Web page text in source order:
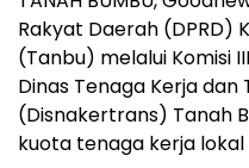
Rakyat Daerah (DPRD)
(Tanbu) melalui Komisi
Dinas Tenaga Kerja dan
(Disnakertrans) Tanah
kuota tenaga kerja lokal